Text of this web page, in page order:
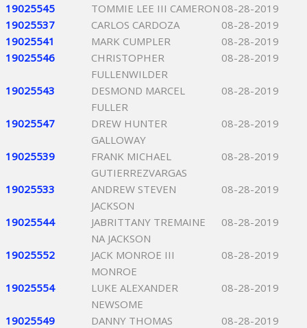
19025545
TOMMIE LEE III CAMERON 08-28-2019
19025537
CARLOS CARDOZA
08-28-2019
19025541
MARK CUMPLER
08-28-2019
19025546
CHRISTOPHER
FULLENWILDER
08-28-2019
19025543
DESMOND MARCEL
FULLER
08-28-2019
19025547
DREW HUNTER
GALLOWAY
08-28-2019
19025539
FRANK MICHAEL
GUTIERREZVARGAS
08-28-2019
19025533
ANDREW STEVEN
JACKSON
08-28-2019
19025544
JABRITTANY TREMAINE
NA JACKSON
08-28-2019
19025552
JACK MONROE III
MONROE
08-28-2019
19025554
LUKE ALEXANDER
NEWSOME
08-28-2019
19025549
DANNY THOMAS
08-28-2019